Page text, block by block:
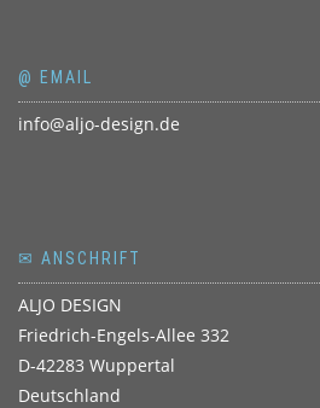
@ EMAIL
info@aljo-design.de
✉ ANSCHRIFT
ALJO DESIGN
Friedrich-Engels-Allee 332
D-42283 Wuppertal
Deutschland